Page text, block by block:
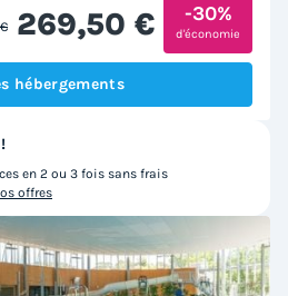
269,50 € -30%
d'économie
hébergements
en 2 ou 3 fois sans frais
offres